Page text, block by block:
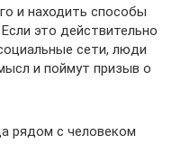
и находить способы
это действительно
сети, люди
и поймут призыв о
рядом с человеком